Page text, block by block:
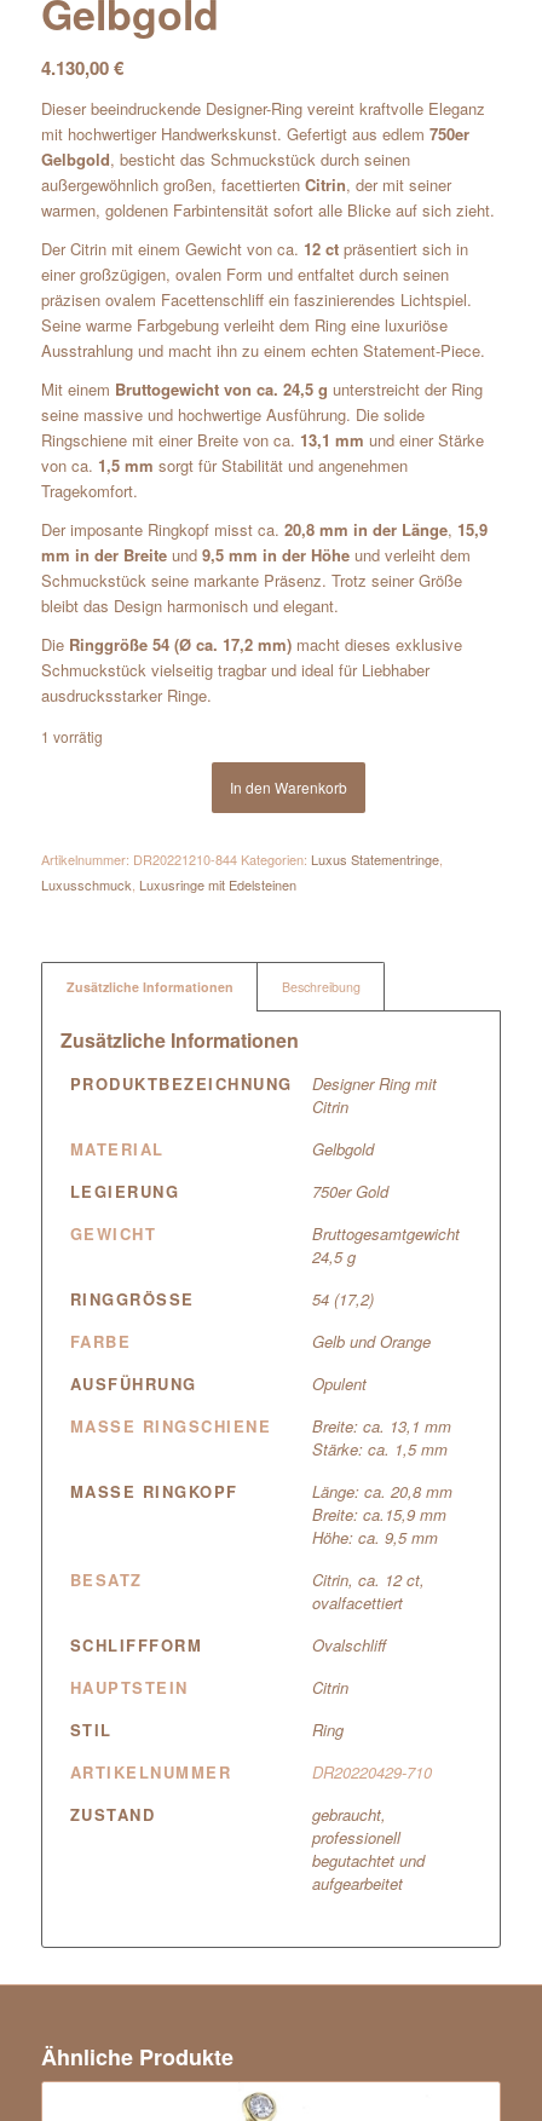
Gelbgold
4.130,00€
Dieser beeindruckende Designer-Ring vereint kraftvolle Eleganz
mit hochwertiger Handwerkskunst. Gefertigt aus edlem 750er
Gelbgold, besticht das Schmuckstück durch seinen
außergewöhnlich großen, facettierten Citrin, der mit seiner
warmen, goldenen Farbintensität sofort alle Blicke auf sich zieht.
Der Citrin mit einem Gewicht von ca. 12 ctpräsentiert sich in
einer großzügigen, ovalen Form und entfaltet durch seinen
präzisen ovalem Facettenschliff ein faszinierendes Lichtspiel.
Seine warme Farbgebung verleiht dem Ring eine luxuriöse
Ausstrahlung und macht ihn zu einem echten Statement-Piece.
Mit einem Bruttogewicht von ca. 24,5 g unterstreicht der Ring
seine massive und hochwertige Ausführung. Die solide
Ringschiene mit einer Breite von ca. 13,1 mm und einer Stärke
von ca. 1,5 mm sorgt für Stabilität und angenehmen
Tragekomfort.
Der imposante Ringkopf misst ca. 20,8 mm in der Länge, 15,9
mm in der Breiteund 9,5 mm in der Höheund verleiht dem
Schmuckstück seine markante Präsenz. Trotz seiner Größe
bleibt das Design harmonisch und elegant.
Die Ringgröße 54 (Ø ca. 17,2 mm)macht dieses exklusive
Schmuckstück vielseitig tragbar und ideal für Liebhaber
ausdrucksstarker Ringe.
1 vorrätig
In den Warenkorb
Artikelnummer: DR20221210-844 Kategorien: Luxus Statementringe,
Luxusschmuck Luxusringe mit Edelsteinen
Zusätzliche Informationen Beschreibung
Zusätzliche Informationen
PRODUKTBEZEICHNUNG
Designer Ring mit
Citrin
MATERIAL
Gelbgold
LEGIERUNG
750er Gold
GEWICHT
Bruttogesamtgewicht
24,5 g
RINGGRÖSSE
54 (17,2)
FARBE
Gelb und Orange
AUSFÜHRUNG
Opulent
MASSE RINGSCHIENE
Breite: ca. 13,1 mm
Stärke: ca. 1,5 mm
MASSE RINGKOPF
Länge: ca. 20,8 mm
Breite: ca.15,9 mm
Höhe: ca. 9,5 mm
BESATZ
Citrin, ca. 12 ct,
ovalfacettiert
SCHLIFFFORM
Ovalschliff
HAUPTSTEIN
Citrin
STIL
Ring
ARTIKELNUMMER
DR20220429-710
ZUSTAND
gebraucht,
professionell
begutachtet und
aufgearbeitet
Ähnliche Produkte